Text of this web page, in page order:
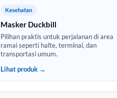
Kesehatan
Masker Duckbill
Pilihan praktis untuk perjalanan di area
ramai seperti halte, terminal, dan
transportasi umum.
Lihat produk →